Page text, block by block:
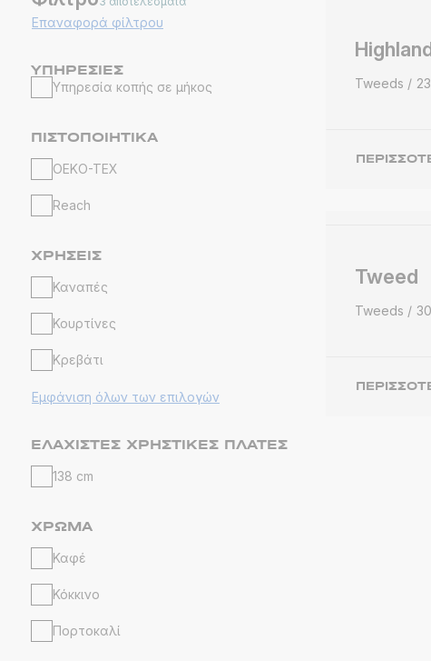
Επαναφορά φίλτρου
ΥΠΗΡΕΣΊΕΣ
Υπηρεσία κοπής σε μήκος
ΠΙΣΤΟΠΟΙΗΤΙΚΆ
OEKO-TEX
Reach
ΧΡΉΣΕΙΣ
Καναπές
Κουρτίνες
Κρεβάτι
Εμφάνιση όλων των επιλογών
ΕΛΆΧΙΣΤΕΣ ΧΡΗΣΤΙΚΈΣ ΠΛΆΤΕΣ
138 cm
ΧΡΏΜΑ
Καφέ
Κόκκινο
Πορτοκαλί
Tweeds
Tweed
Tweeds